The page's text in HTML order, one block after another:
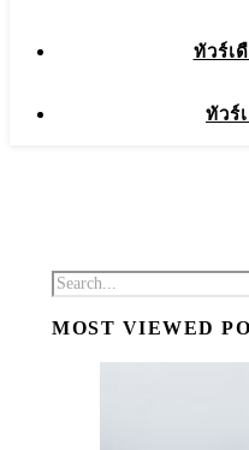
ทัวร์เ
ทัวร์
MOST VIEWED